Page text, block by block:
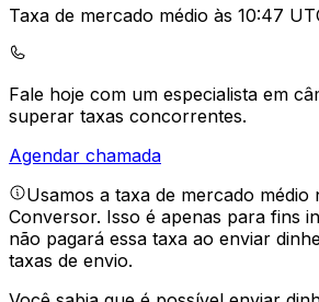
Taxa de mercado médio às 10:47
Fale hoje com um especialista em
superar taxas concorrentes.
Agendar chamada
Usamos a taxa de mercado médio
Conversor. Isso é apenas para fins
não pagará essa taxa ao enviar
taxas de envio.